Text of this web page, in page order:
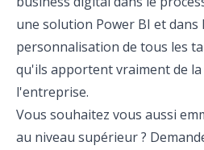
une solution Power BI et dans
personnalisation de tous les
qu'ils apportent vraiment de la
l'entreprise.
Vous souhaitez vous aussi
au niveau supérieur ?